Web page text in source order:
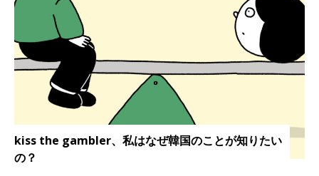
kiss the gambler、私はなぜ韓国のことが知りたい
の？